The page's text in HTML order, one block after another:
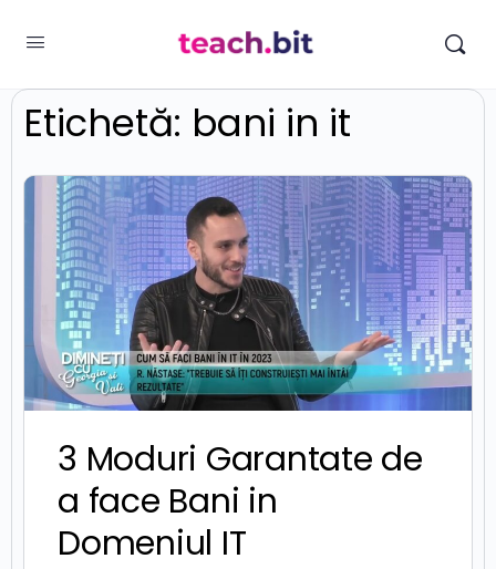
Etichetă: bani in it
3 Moduri Garantate de
a face Bani in
Domeniul IT